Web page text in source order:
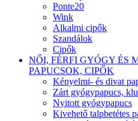
Ponte20
Wink
Alkalmi cipők
Szandálok
Cipők
NŐI, FÉRFI GYÓGY ÉS
PAPUCSOK, CIPŐK
Kényelmi- és divat
Zárt gyógypapucs,
Nyitott gyógypapucs
Kivehető talpbetétes